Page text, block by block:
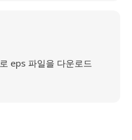
eps 파일을 다운로드